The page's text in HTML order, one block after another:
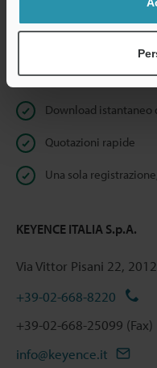
Dichiarazione sulla privacy
Benefici per gli iscritti
Download
Quotazioni rapide
Una sola
KEYENCE ITALIA S.p.A.
Via Vittor Pisani 22,
+39-02-668-8220
+39-02-668-25099 (Fax)
info@keyence.it